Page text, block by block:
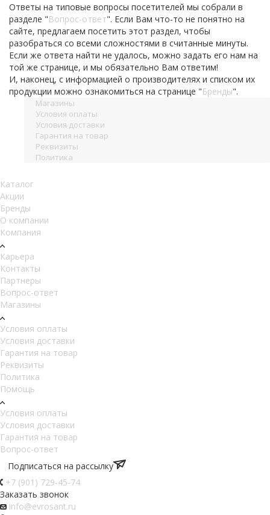
Ответы на типовые вопросы посетителей мы собрали в
разделе "Вопрос-ответ". Если Вам что-то не понятно на
сайте, предлагаем посетить этот раздел, чтобы
разобраться со всеми сложностями в считанные минуты.
Если же ответа найти не удалось, можно задать его нам на
той же странице, и мы обязательно Вам ответим!
И, наконец, с информацией о производителях и списком их
продукции можно ознакомиться на странице "Бренды".
Магазины
Условия оплаты
Условия доставки
Гарантия на товар
Реквизиты
Политика
Каталог
Акции
Бренды
О компании
Компания
Карьера
Контакты
Партнеры
Вопрос-ответ
Магазины
Условия оплаты
Условия доставки
Гарантия на товар
Реквизиты
Политика
Помощь
Условия оплаты
Условия доставки
Гарантия на товар
Вопрос-ответ
Подписаться на рассылку
+7 (901) 729-45-74
Заказать звонок
info@evrosant.ru